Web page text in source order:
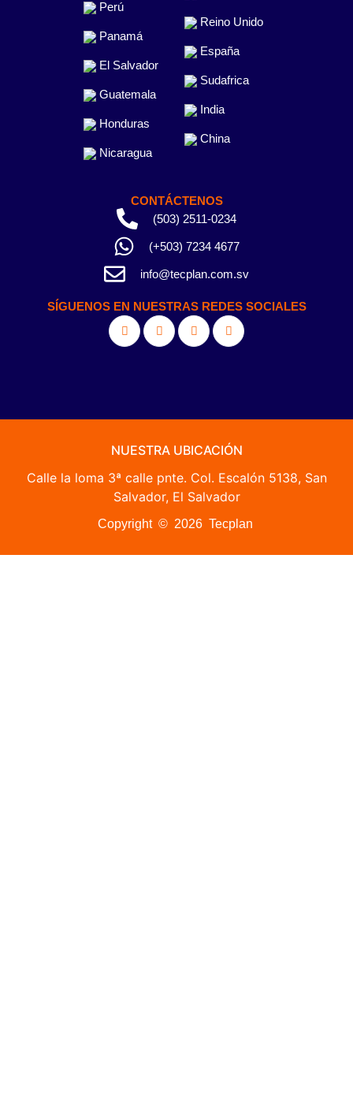
Perú
Panamá
El Salvador
Guatemala
Honduras
Nicaragua
Reino Unido
España
Sudafrica
India
China
CONTÁCTENOS
(503) 2511-0234
(+503) 7234 4677
info@tecplan.com.sv
SÍGUENOS EN NUESTRAS REDES SOCIALES
NUESTRA UBICACIÓN
Calle la loma 3ª calle pnte. Col. Escalón 5138, San
Salvador, El Salvador
Copyright © 2026 Tecplan